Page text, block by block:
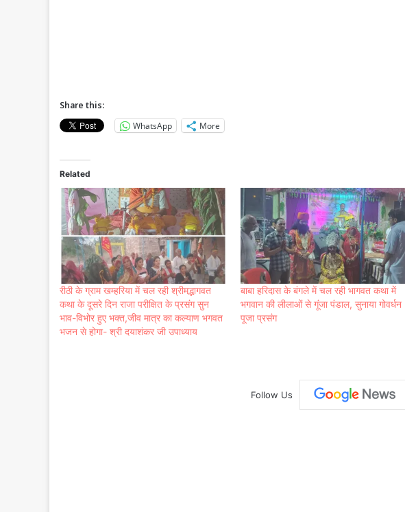
Share this:
WhatsApp
More
Related
रीठी के ग्राम खम्हरिया में चल रही श्रीमद्भागवत
कथा के दूसरे दिन राजा परीक्षित के प्रसंग सुन
भाव-विभोर हुए भक्त,जीव मात्र का कल्याण भगवत
भजन से होगा- श्री दयाशंकर जी उपाध्याय
बाबा हरिदास के बंगले में चल रही भागवत कथा में
भगवान की लीलाओं से गूंजा पंडाल, सुनाया गोवर्धन
पूजा प्रसंग
Follow Us